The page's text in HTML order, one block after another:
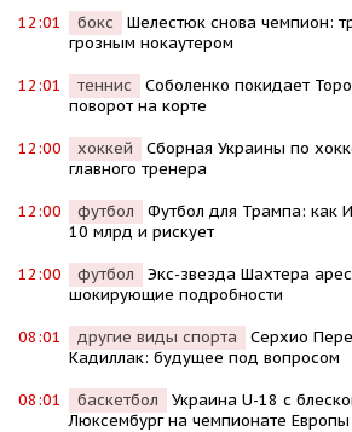
12:01 бокс
Шелестюк снова чемпион:
грозным нокаутером
12:01 теннис
Соболенко покидает
поворот на корте
12:00 хоккей
Сборная Украины по
главного тренера
12:00 футбол
Футбол для Трампа: как
10 млрд и рискует
12:00 футбол
Экс-звезда Шахтера
шокирующие подробности
08:01 другие виды спорта
Серхио
Кадиллак: будущее под вопросом
08:01 баскетбол
Украина U-18 с
Люксембург на чемпионате Европы